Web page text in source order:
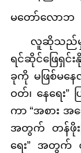
မတော်လောဘ
လူဆိုသည်မှာ “စ
ရင်ဆိုင်ဖြေရှ
ခုကို မဖြစ်မန
ဝတ်၊ နေရေး
ကာ “အစား အ
အတွက် တန်ဖိုး
ရေး” အတွ